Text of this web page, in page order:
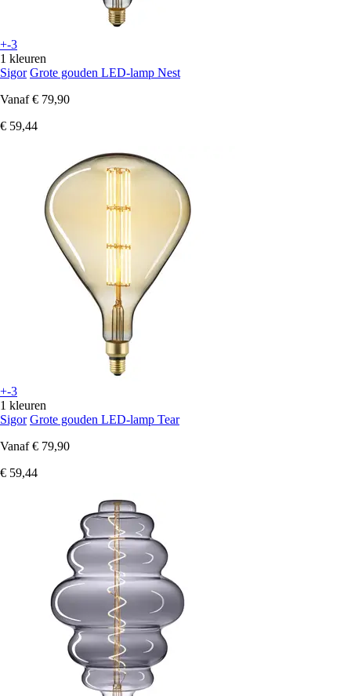
+-3
1 kleuren
Sigor Grote gouden LED-lamp Nest
Vanaf € 79,90
€ 59,44
+-3
1 kleuren
Sigor Grote gouden LED-lamp Tear
Vanaf € 79,90
€ 59,44